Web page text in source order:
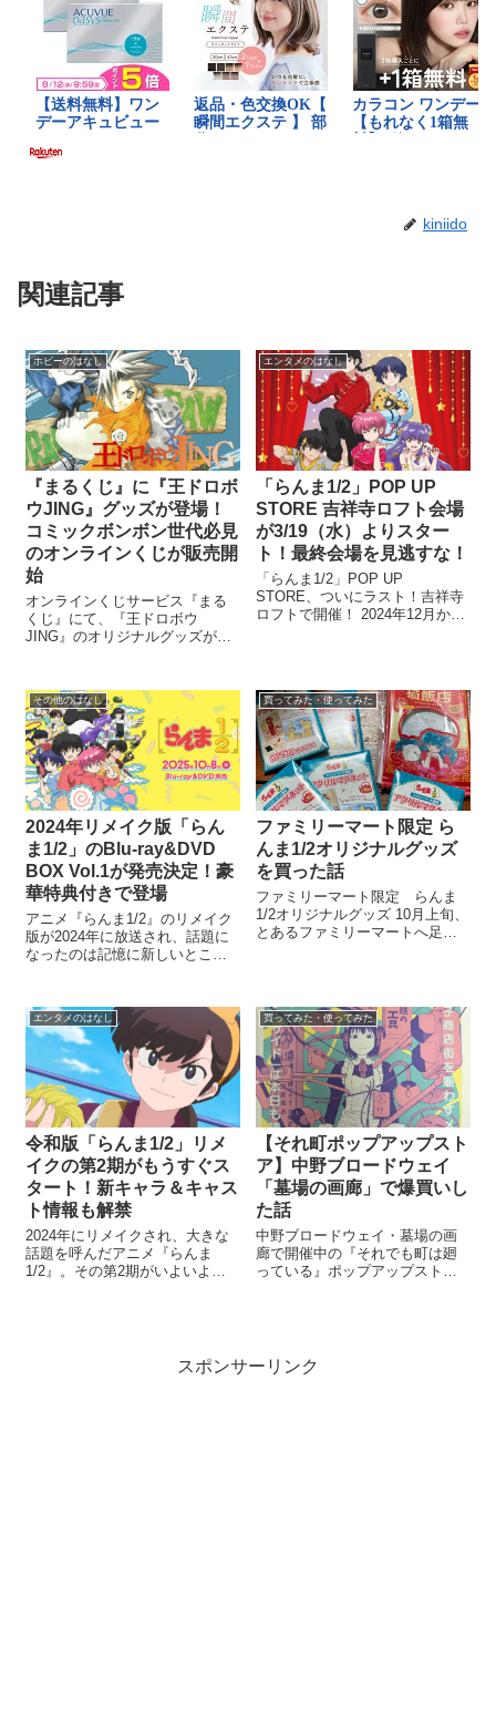
kiniido
関連記事
ホビーのはなし
『まるくじ』に『王ドロボ
ウJING』グッズが登場！
コミックボンボン世代必見
のオンラインくじが販売開
始
オンラインくじサービス『まる
くじ』にて、『王ドロボウ
JING』のオリジナルグッズが当
した。 『王ドロボウJING』は熊
倉裕一先生による作品で、1995
年から『コミックボンボン』
で...
エンタメのはなし
「らんま1/2」POP UP
STORE 吉祥寺ロフト会場
が3/19（水）よりスター
ト！最終会場を見逃すな！
「らんま1/2」POP UP
STORE、ついにラスト！吉祥寺
ロフトで開催！ 2024年12月から
よりスター...
その他のはなし
2024年リメイク版「らん
ま1/2」のBlu-ray&DVD
BOX Vol.1が発売決定！豪
華特典付きで登場
アニメ『らんま1/2』のリメイク
版が2024年に放送され、話題に
なったのは記憶に新しいところ
れました！ 発売日は2025年10月
8日（水）。放送を見て懐かしさ
にひた...
買ってみた・使ってみた
ファミリーマート限定 ら
んま1/2オリジナルグッズ
を買った話
ファミリーマート限定 らんま
1/2オリジナルグッズ 10月上旬、
とあるファミリーマートへ足を
は毎日のように利用するのだ...
エンタメのはなし
令和版「らんま1/2」リメ
イクの第2期がもうすぐス
タート！新キャラ＆キャス
ト情報も解禁
2024年にリメイクされ、大きな
話題を呼んだアニメ『らんま
1/2』。その第2期がいよいよ
ァンには嬉しいニュース...
買ってみた・使ってみた
【それ町ポップアップスト
ア】中野ブロードウェイ
「墓場の画廊」で爆買いし
た話
中野ブロードウェイ・墓場の画
廊で開催中の『それでも町は廻
っている』ポップアップストア
が常に行われている最高のお店
です！ 今回の...
スポンサーリンク